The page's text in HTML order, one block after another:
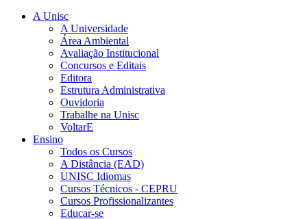
A Unisc
A Universidade
Área Ambiental
Avaliação Institucional
Concursos e Editais
Editora
Estrutura Administrativa
Ouvidoria
Trabalhe na Unisc
VoltarE
Ensino
Todos os Cursos
A Distância (EAD)
UNISC Idiomas
Cursos Técnicos - CEPRU
Cursos Profissionalizantes
Educar-se